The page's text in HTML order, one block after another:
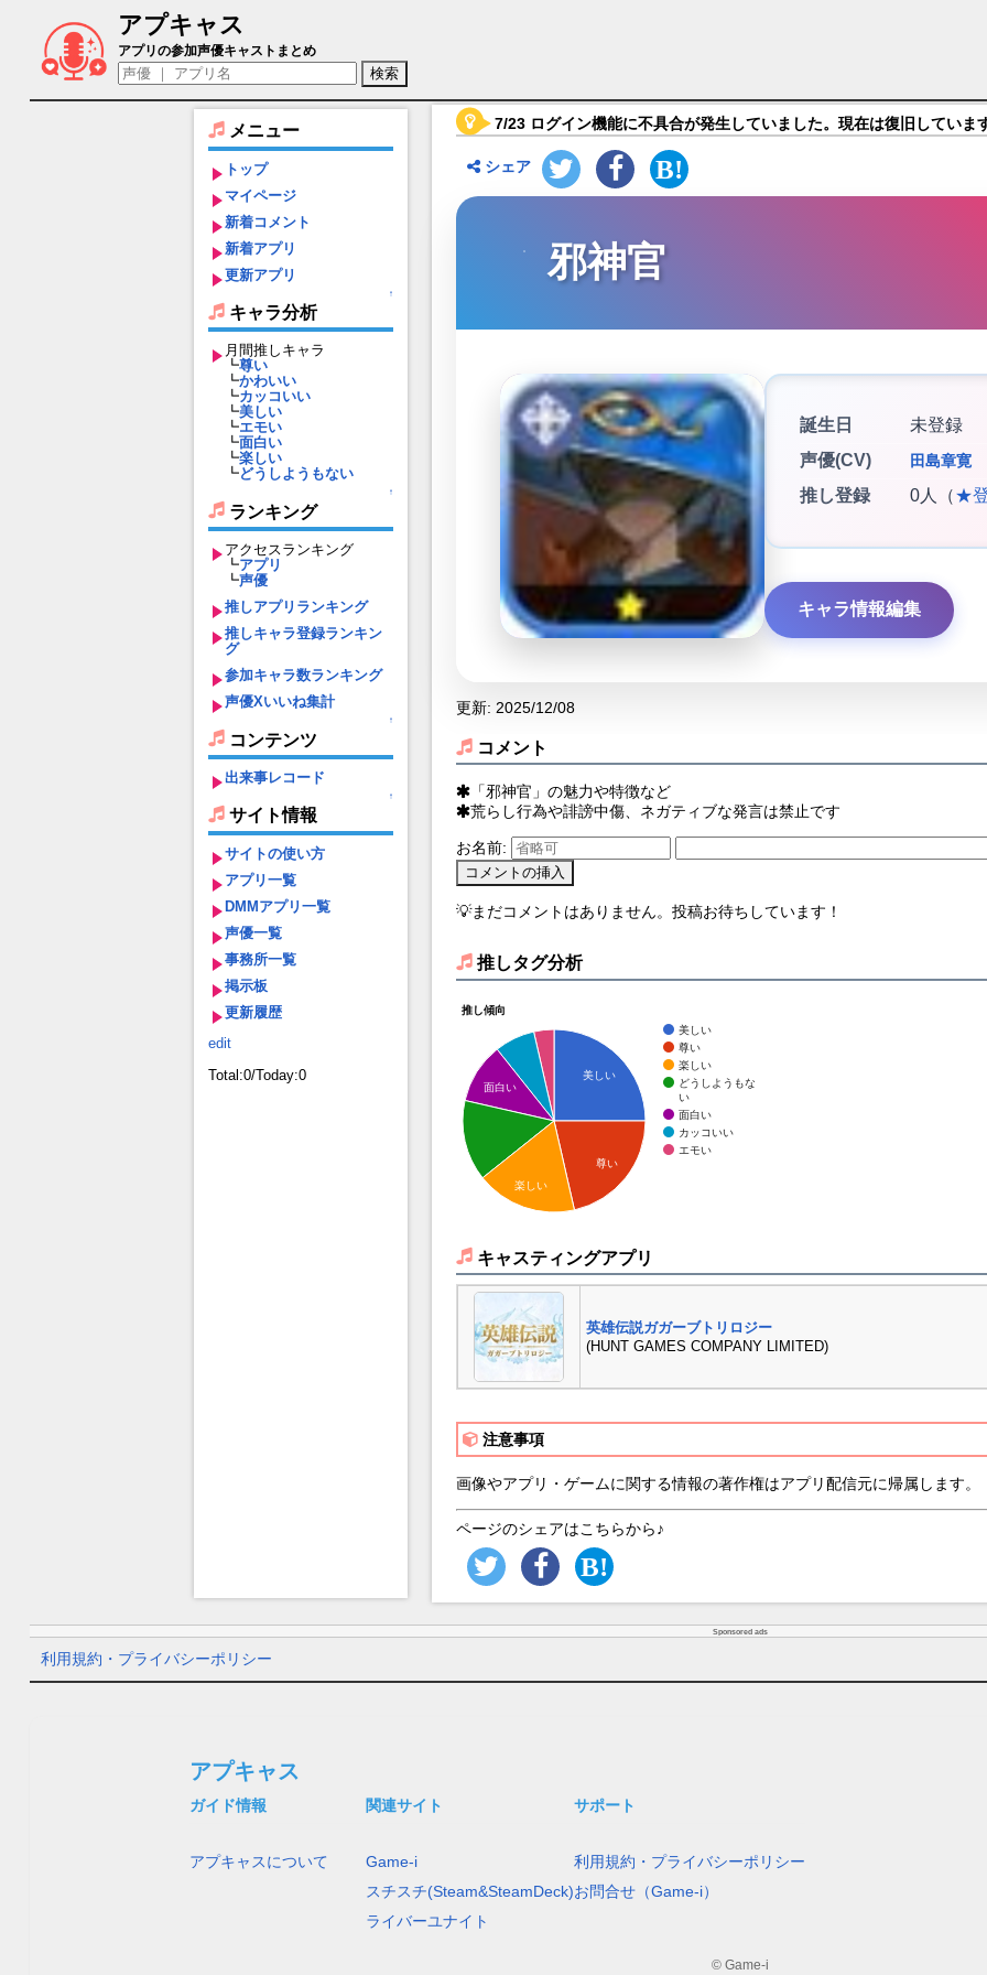
アプキャス
邪神官（声優：田島章寛)【英雄伝説ガガーブトリロジー】キャラ紹介
アプリの参加声優キャストまとめ
メニュー
トップ
マイページ
新着コメント
新着アプリ
更新アプリ
↑
キャラ分析
月間推しキャラ
┗尊い
┗かわいい
┗カッコいい
┗美しい
┗エモい
┗面白い
┗楽しい
┗どうしようもない
↑
ランキング
アクセスランキング
┗アプリ
┗声優
推しアプリランキング
推しキャラ登録ランキン
グ
参加キャラ数ランキング
声優Xいいね集計
↑
コンテンツ
出来事レコード
↑
サイト情報
サイトの使い方
アプリ一覧
DMMアプリ一覧
声優一覧
事務所一覧
掲示板
更新履歴
edit
Total:0/Today:0
7/23 ログイン機能に不具合が発生していました。現在は復旧していま
シェア
邪神官
誕生日
未登録
声優(CV)
田島章寛
推し登録 0人（★
キャラ情報編集
更新: 2025/12/08
コメント
「邪神官」の魅力や特徴など
荒らし行為や誹謗中傷、ネガティブな発言は禁止です
お名前:
💡まだコメントはありません。投稿お待ちしています！
推しタグ分析
推し傾向
美しい
尊い
楽しい
どうしようもな
い
面白い
カッコいい
エモい
美しい
尊い
面白い
楽しい
キャスティングアプリ
英雄伝説ガガーブトリロジー
(HUNT GAMES COMPANY LIMITED)
注意事項
画像やアプリ・ゲームに関する情報の著作権はアプリ配信元に帰属します。
ページのシェアはこちらから♪
Sponsored ads
利用規約・プライバシーポリシー
アプキャス
ガイド情報
アプキャスについて
関連サイト
Game-i
スチスチ(Steam&SteamDeck)
ライバーユナイト
サポート
利用規約・プライバシーポリシー
お問合せ（Game-i）
© Game-i